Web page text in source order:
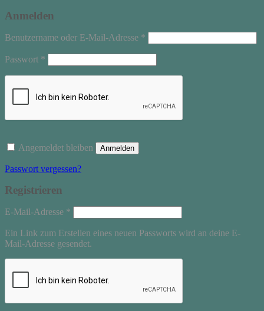
Anmelden
Benutzername oder E-Mail-Adresse *
Passwort *
Angemeldet bleiben Anmelden
Passwort vergessen?
Registrieren
E-Mail-Adresse *
Ein Link zum Erstellen eines neuen Passworts wird an deine E-
Mail-Adresse gesendet.